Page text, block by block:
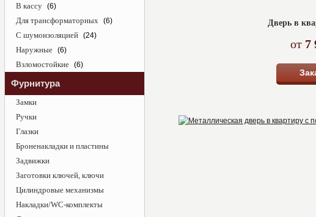
Дверь в
от 7
В кассу (6)
Для трансформаторных (6)
С шумоизоляцией (24)
Наружные (6)
Взломостойкие (6)
Фурнитура
Замки
Ручки
Глазки
Броненакладки и пластины
Задвижки
Заготовки ключей, ключи
Цилиндровые механизмы
Накладки/WC-комплекты